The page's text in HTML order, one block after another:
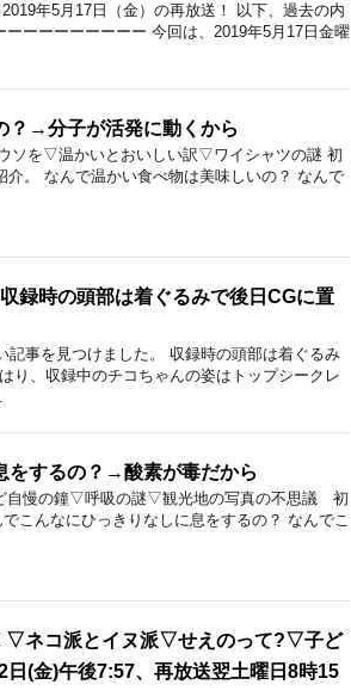
年5月17日（金）の再放送！ 以下、過去の内
ーーーーーーーー 今回は、2019年5月17日金曜
？→分子が活発に動くから
ソを▽温かいとおいしい訳▽ワイシャツの謎 初
介。 なんで温かい食べ物は美味しいの？ なんで
録時の頭部は着ぐるみで後日CGに置
記事を見つけました。 収録時の頭部は着ぐるみ
り、収録中のチコちゃんの姿はトップシークレ
をするの？→酸素が毒だから
慢の鐘▽呼吸の謎▽観光地の写真の不思議 初
こんなにひっきりなしに息をするの？ なんでこ
▽ネコ派とイヌ派▽せえのって?▽子ど
(金)午後7:57、再放送翌土曜日8時15